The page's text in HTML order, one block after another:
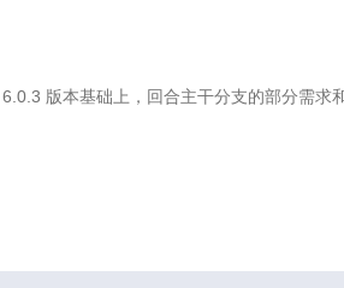
版本基础上，回合主干分支的部分需求